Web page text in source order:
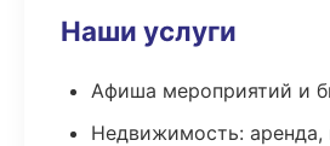
Наши услуги
Афиша мероприятий и
Недвижимость: аренда,